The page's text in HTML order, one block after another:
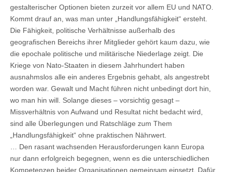
gestalterischer Optionen bieten zurzeit vor allem EU und NATO.
Kommt drauf an, was man unter „Handlungsfähigkeit“ ersteht.
Die Fähigkeit, politische Verhältnisse außerhalb des
geografischen Bereichs ihrer Mitglieder gehört kaum dazu, wie
die epochale politische und militärische Niederlage zeigt. Die
Kriege von Nato-Staaten in diesem Jahrhundert haben
ausnahmslos alle ein anderes Ergebnis gehabt, als angestrebt
worden war. Gewalt und Macht führen nicht unbedingt dort hin,
wo man hin will. Solange dieses – vorsichtig gesagt –
Missverhältnis von Aufwand und Resultat nicht bedacht wird,
sind alle Überlegungen und Ratschläge zum Them
„Handlungsfähigkeit“ ohne praktischen Nährwert.
… Den rasant wachsenden Herausforderungen kann Europa
nur dann erfolgreich begegnen, wenn es die unterschiedlichen
Kompetenzen beider Organisationen gemeinsam einsetzt. Dafür